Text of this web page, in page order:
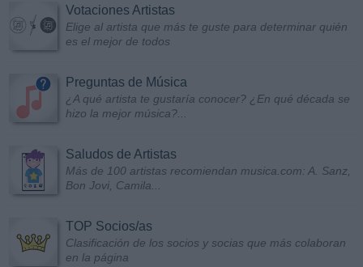
Votaciones Artistas
Elige al artista que más te guste para determinar quién
es el mejor de todos
Preguntas de Música
¿A qué artista te gustaría conocer? ¿En qué década se
hizo la mejor música?...
Saludos de Artistas
Más de 100 artistas recomiendan musica.com: A. Sanz,
Bon Jovi, Camila...
TOP Socios/as
Clasificación de los socios y socias que más colaboran
en la página